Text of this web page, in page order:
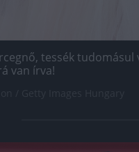
tessék tudomásul
van írva!